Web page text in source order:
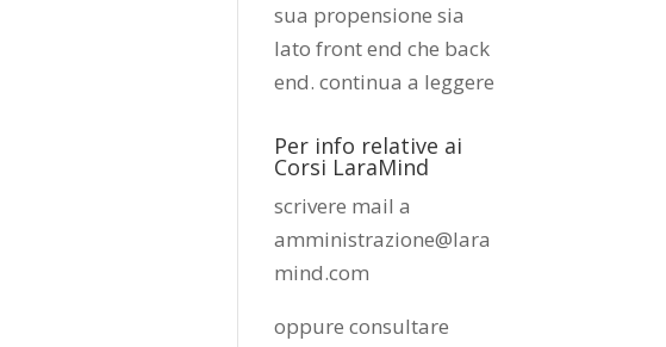
sua propensione sia
lato front end che back
end.continua a leggere
Per info relative ai
Corsi LaraMind
scrivere mail a
amministrazione@lara
mind.com
oppure consultare